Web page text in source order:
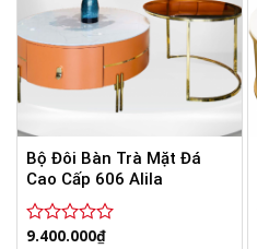
Bộ Đôi Bàn Trà Mặt Đá
Cao Cấp 606 Alila
Được
9.400.000₫